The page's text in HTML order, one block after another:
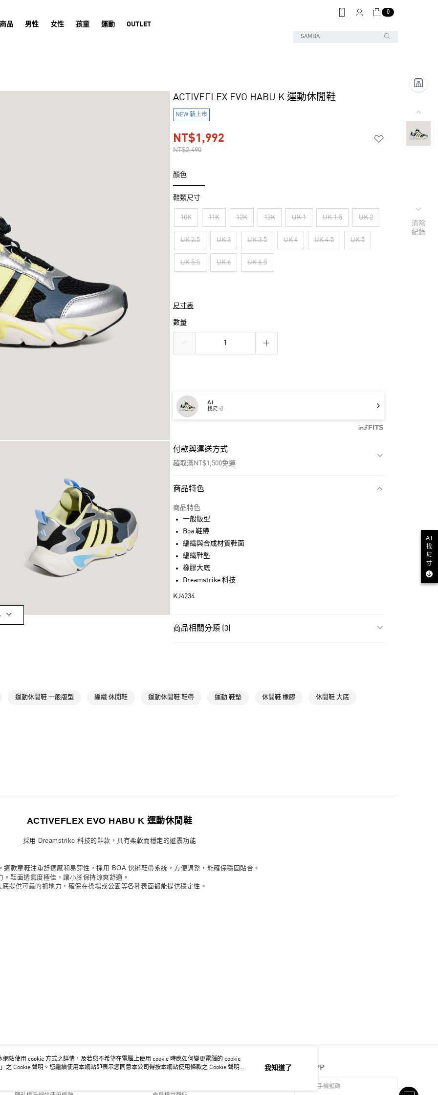
0
品 男性 女性 孩童 運動 OUTLET
ACTIVEFLEX EVO HABU K 運動休閒鞋
NEW 新上市
NT$2,490
NT$1,992
顏色
鞋類尺寸
10K 11K 12K 13K UK 1 UK 1.5 UK 2
UK 2.5 UK 3 UK 3.5 UK 4 UK 4.5 UK 5
UK 5.5 UK 6 UK 6.5
尺寸表
數量
AI
找尺寸
付款與運送方式
超取滿NT$1,500免運
付款方式
信用卡一次付款
LINE Pay
運送方式
每筆NT$80，滿NT$1,500(含以上)免運費
每筆NT$80，滿NT$1,500(含以上)免運費
商品特色
商品特色
一般版型
Boa 鞋帶
編織與合成材質鞋面
編織鞋墊
橡膠大底
Dreamstrike 科技
KJ4234
商品相關分類 (3)
運動休閒鞋 一般版型 編織 休閒鞋 運動休閒鞋 鞋帶 運動 鞋墊 休閒鞋 橡膠 休閒鞋 大底
ACTIVEFLEX EVO HABU K 運動休閒鞋
採用 Dreamstrike 科技的鞋款，具有柔軟而穩定的避震功能
款童鞋注重舒適感和易穿性，採用 BOA 快綁鞋帶系統，方便調整，能確保穩固貼合。
鞋面透氣度極佳，讓小腳保持涼爽舒適。
提供可靠的抓地力，確保在操場或公園等各種表面都能提供穩定性。
關於我們 客服資訊 官方APP
清除
紀錄
站使用 cookie 方式之詳情，及若您不希望在電腦上使用 cookie 時應如何變更電腦的 cookie
」之 Cookie 聲明。您繼續使用本網站即表示您同意本公司得按本網站使用條款之 Cookie 聲明使
我知道了
AI
找
尺
寸